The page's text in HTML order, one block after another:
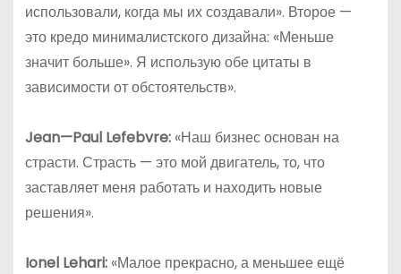
использовали, когда мы их создавали». Второе —
это кредо минималистского дизайна: «Меньше
значит больше». Я использую обе цитаты в
зависимости от обстоятельств».
Jean—Paul Lefebvre:«Наш бизнес основан на
страсти. Страсть — это мой двигатель, то, что
заставляет меня работать и находить новые
решения».
Ionel Lehari:«Малое прекрасно, а меньшее ещё